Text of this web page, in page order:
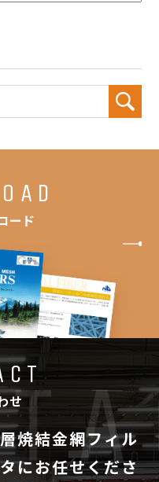
ード
せ
焼結金網フィル
にお任せくださ